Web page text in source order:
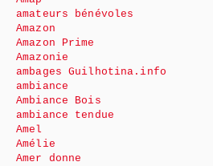
amateurs bénévoles
Amazon
Amazon Prime
Amazonie
ambages Guilhotina.info
ambiance
Ambiance Bois
ambiance tendue
Amel
Amélie
Amer donne